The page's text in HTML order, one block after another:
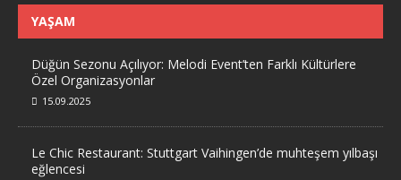
YAŞAM
Düğün Sezonu Açılıyor: Melodi Event’ten Farklı Kültürlere
Özel Organizasyonlar
15.09.2025
Le Chic Restaurant: Stuttgart Vaihingen’de muhteşem yılbaşı
eğlencesi